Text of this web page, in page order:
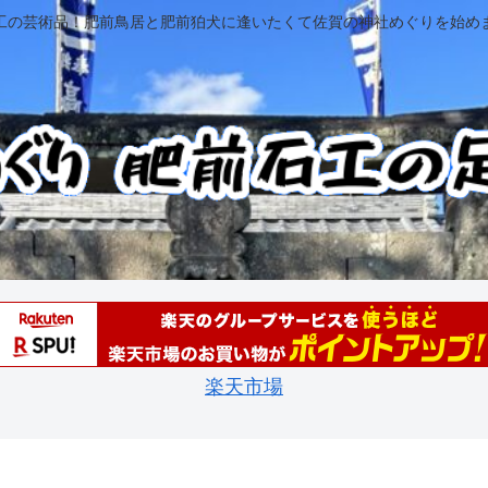
の芸術品！肥前鳥居と肥前狛犬に逢いたくて佐賀の神社めぐりを始め
楽天市場